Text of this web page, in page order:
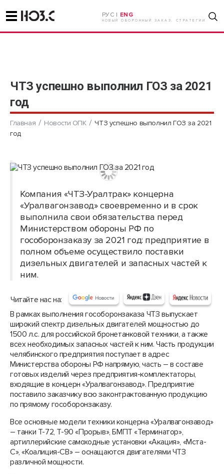
РУС | ENG
НОВЫЙ ОБОРОННЫЙ ЗАКАЗ. СТРАТЕГИИ
ЧТЗ успешно выполнил ГОЗ за 2021
год
Главная Новости ОПК
ЧТЗ успешно выполнил ГОЗ за 2021
год
Компания «ЧТЗ-Уралтрак» концерна
«Уралвагонзавод» своевременно и в срок
выполнила свои обязательства перед
Министерством обороны РФ по
гособоронзаказу за 2021 год: предприятие в
полном объеме осуществило поставки
дизельных двигателей и запасных частей к
ним.
Читайте нас на:
В рамках выполнения гособоронзаказа ЧТЗ выпускает
широкий спектр дизельных двигателей мощностью до
1500 л.с. для российской бронетанковой техники, а также
всех необходимых запасных частей к ним. Часть продукции
челябинского предприятия поступает в адрес
Министерства обороны РФ напрямую, часть – в составе
готовых изделий через предприятия-комплектаторы,
входящие в концерн «Уралвагонзавод». Предприятие
поставило заказчику всю законтрактованную продукцию
по прямому гособоронзаказу.
Все основные модели техники концерна «Уралвагонзавод»
– танки Т-72, Т-90 «Прорыв», БМПТ «Терминатор»,
артиллерийские самоходные установки «Акация», «Мста-
С», «Коалиция-СВ» – оснащаются двигателями ЧТЗ
различной мощности.